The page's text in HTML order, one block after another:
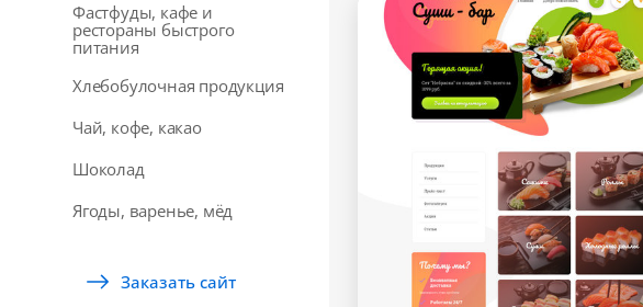
Фастфуды, кафе и
рестораны быстрого
питания
Хлебобулочная продукция
Чай, кофе, какао
Шоколад
Ягоды, варенье, мёд
Заказать сайт